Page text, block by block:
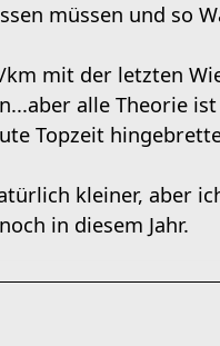
müssen und so
km mit der letzten
alle Theorie
Topzeit
kleiner, aber
in diesem Jahr.